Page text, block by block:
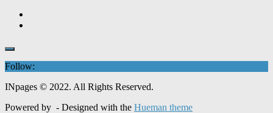
Follow:
INpages © 2022. All Rights Reserved.
Powered by - Designed with the Hueman theme